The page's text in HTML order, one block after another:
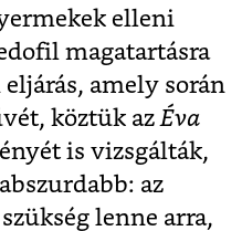
elleni
magatartásra
amely során
köztük az Éva
is vizsgálták,
az
lenne arra,